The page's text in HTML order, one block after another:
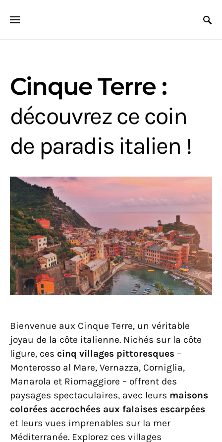
Cinque Terre :
découvrez ce coin
de paradis italien !
Bienvenue aux Cinque Terre, un véritable
joyau de la côte italienne. Nichés sur la côte
ligure, ces cinq villages pittoresques –
Monterosso al Mare, Vernazza, Corniglia,
Manarola et Riomaggiore – offrent des
paysages spectaculaires, avec leurs maisons
colorées accrochées aux falaises escarpées
et leurs vues imprenables sur la mer
Méditerranée. Explorez ces villages